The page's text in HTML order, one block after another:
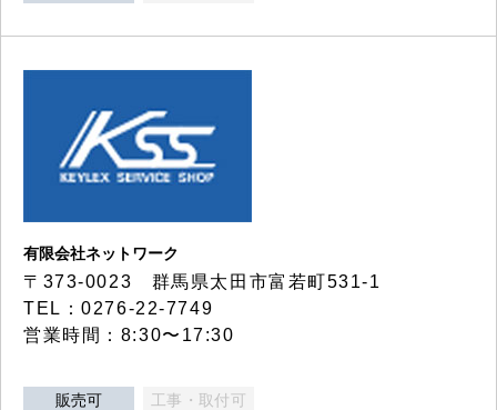
有限会社ネットワーク
〒373-0023 群馬県太田市富若町531-1
TEL：0276-22-7749
営業時間：8:30〜17:30
販売可 工事・取付可